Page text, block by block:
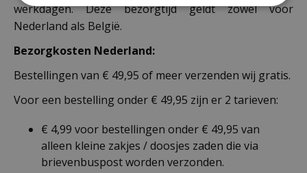
werkdagen. Deze bezorgtijd geldt zowel voor
Nederland als België.
Bezorgkosten Nederland:
Bestellingen van € 49,95 of meer verzenden wij gratis.
Voor een bestelling onder € 49,95 zijn er 2 tarieven:
€ 4,99 voor bestellingen onder € 49,95 van
alleen kleine zakjes / doosjes zaden die via
brievenbuspost worden verzonden.